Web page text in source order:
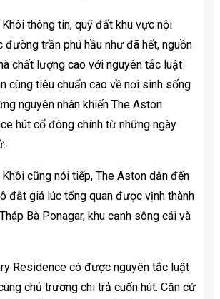
thông tin, quỹ đất khu vực nội
đường trần phú hầu như đã hết, nguồn
chất lượng cao với nguyên tắc luật
cùng tiêu chuẩn cao về nơi sinh sống
nguyên nhân khiến The Aston
hút cổ đông chính từ những ngày
cũng nói tiếp, The Aston dẫn đến
đắt giá lúc tổng quan được vịnh thành
Bà Ponagar, khu cạnh sông cái và
Residence có được nguyên tắc luật
chủ trương chi trả cuốn hút. Căn cứ